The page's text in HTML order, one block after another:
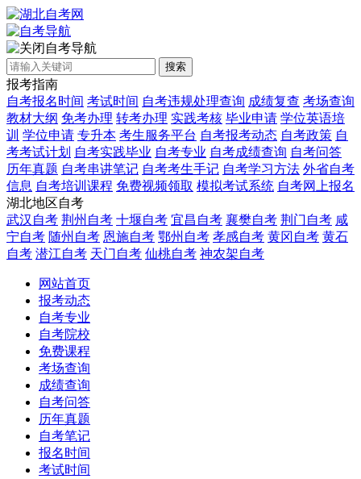
自考导航
搜索
报考指南
自考报名时间 考试时间 自考违规处理查询 成绩复查 考场查询
教材大纲 免考办理 转考办理 实践考核 毕业申请 学位英语培
训 学位申请 专升本 考生服务平台 自考报考动态 自考政策 自
考考试计划 自考实践毕业 自考专业 自考成绩查询 自考问答
历年真题 自考串讲笔记 自考考生手记 自考学习方法 外省自考
信息 自考培训课程 免费视频领取 模拟考试系统 自考网上报名
湖北地区自考
武汉自考 荆州自考 十堰自考 宜昌自考 襄樊自考 荆门自考 咸
宁自考 随州自考 恩施自考 鄂州自考 孝感自考 黄冈自考 黄石
自考 潜江自考 天门自考 仙桃自考 神农架自考
网站首页
报考动态
自考专业
自考院校
免费课程
考场查询
成绩查询
自考问答
历年真题
自考笔记
报名时间
考试时间